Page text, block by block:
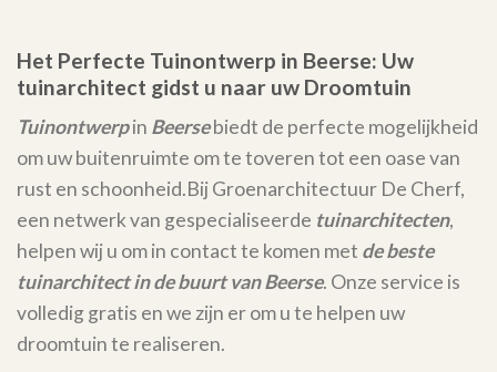
Het Perfecte Tuinontwerp in Beerse: Uw
tuinarchitect gidst u naar uw Droomtuin
Tuinontwerpin Beersebiedt de perfecte mogelijkheid
om uw buitenruimte om te toveren tot een oase van
rust en schoonheid.Bij Groenarchitectuur De Cherf,
een netwerk van gespecialiseerde tuinarchitecten,
helpen wij u om in contact te komen met de beste
tuinarchitect in de buurt van Beerse. Onze service is
volledig gratis en we zijn er om u te helpen uw
droomtuin te realiseren.